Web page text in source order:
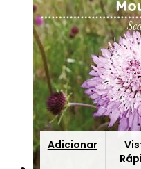
Adicionar